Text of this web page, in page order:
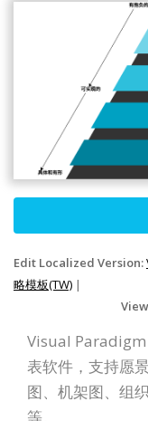
Edit Localized Version:
略模板(TW) |
Visual Paradigm
表软件，支持愿
图、机架图、组
等。